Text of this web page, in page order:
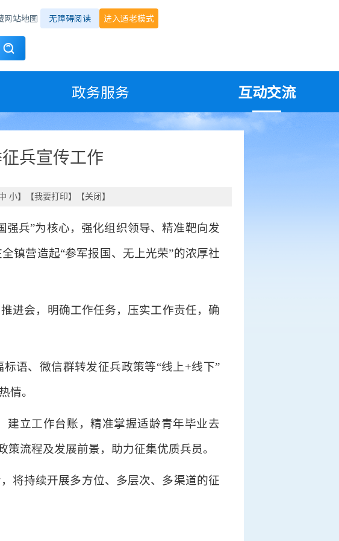
网站地图 无障碍阅读 进入适老模式
政务服务 互动交流
兵宣传工作
小】【我要打印】【关闭 】
兵”为核心，强化组织领导、精准靶向发
镇营造起“参军报国、无上光荣”的浓厚社
进会，明确工作任务，压实工作责任，确
语、微信群转发征兵政策等“线上+线下”
情。
建立工作台账，精准掌握适龄青年毕业去
流程及发展前景，助力征集优质兵员。
将持续开展多方位、多层次、多渠道的征